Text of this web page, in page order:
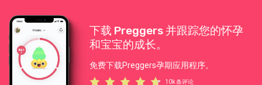
下载 Preggers 并跟踪您的怀孕
和宝宝的成长。
免费下载Preggers孕期应用程序。
10k 条评论